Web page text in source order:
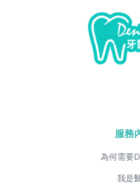
服務
為何需要
我是